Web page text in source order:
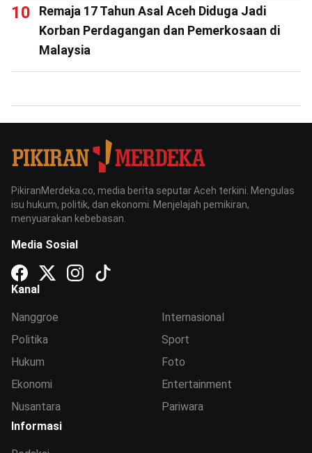
Remaja 17 Tahun Asal Aceh Diduga Jadi
Korban Perdagangan dan Pemerkosaan di
Malaysia
PikiranMerdeka.co, media berita seputar Aceh terkini. Mengulas
isu hukum, politik, dan ekonomi. Menjelajah pemikiran,
menyuarakan kebebasan.
Media Sosial
Kanal
Nanggroe
Politika
Hukum
Ekonomi
Nusantara
Internasional
Sport
Foto
Entertainment
Pariwara
Informasi